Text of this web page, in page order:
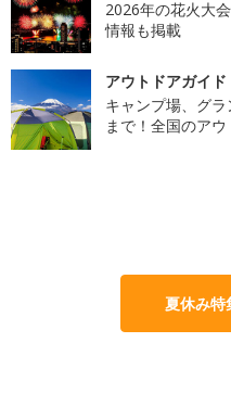
2026年の花火大
情報も掲載
アウトドアガイド
キャンプ場、グ
まで！全国のア
夏休み特